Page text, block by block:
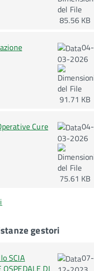
85.56 KB
04-
03-2026
91.71 KB
Cure
04-
03-2026
75.61 KB
gestori
SCIA
OSPEDALE DI
07-